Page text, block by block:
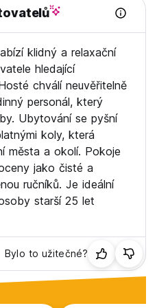
a dětských postýlek závisí
informací prosím zaškrtněte
přistýlky jsou k dispozici v
na vyžádání.
hodin denně.
klidný a relaxační
hledající
chválí neuvěřitelně
personál, který
Ubytování se pyšní
koly, která
města a okolí. Pokoje
jako čisté a
ručníků. Je ideální
starší 25 let
Bylo to užitečné?